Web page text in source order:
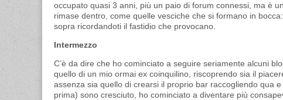
occupato quasi 3 anni, più un paio di forum connessi, ma è
rimase dentro, come quelle vesciche che si formano in
sopra ricordandoti il fastidio che provocano.
Intermezzo
C’è da dire che ho cominciato a seguire seriamente alcuni
quello di un mio ormai ex coinquilino, riscoprendo sia il
assenza sia quello di crearsi il proprio bar raccogliendo qua
prima) sono cresciuto, ho cominciato a diventare più